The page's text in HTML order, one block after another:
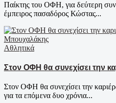
Παίκτης του ΟΦΗ, για δεύτερη
έμπειρος πασαδόρος Κώστας...
Αθλητικά
Στον ΟΦΗ θα συνεχίσει την
Στον ΟΦΗ θα συνεχίσει την
για τα επόμενα δυο χρόνια...